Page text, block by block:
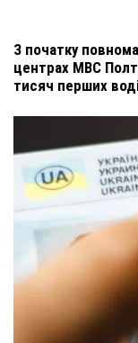
З початку
центрах МВС
тисяч перших